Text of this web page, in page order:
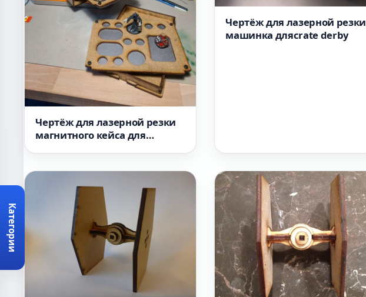
Категории
Чертёж для лазерной резки
магнитного кейса для
Чертёж для лазерной резки
машинка дляcrate derby